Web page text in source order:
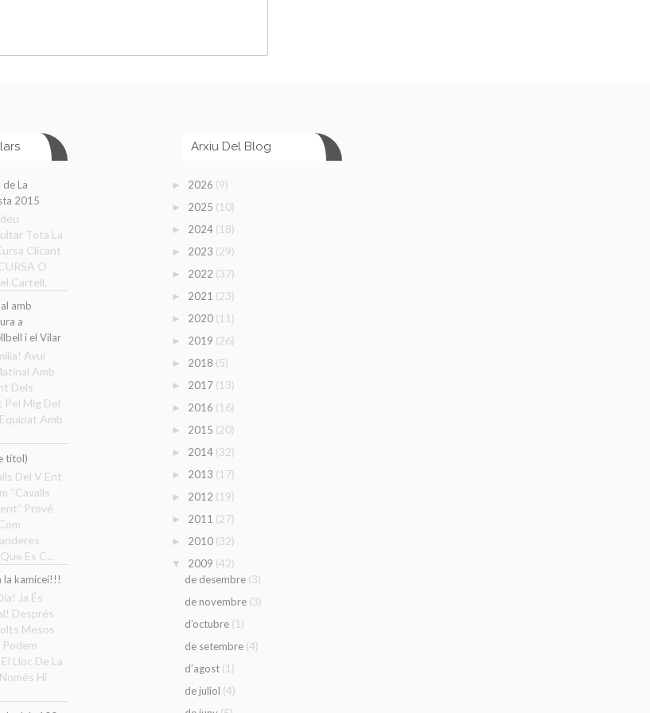
de La
2015
Tota La
Clicant
O
Cartell.
amb
a
i el Vilar
Avui
Amb
Dels
Pel Mig Del
Amb
títol)
Del V Ent
“Cavalls
Prové
Es C...
la kamicei!!!
Ja És
Després
Mesos
Podem
Lloc De La
Hi
Arxiu Del Blog
► 2026 (9)
► 2025 (10)
► 2024 (18)
► 2023 (29)
► 2022 (37)
► 2021 (23)
► 2020 (11)
► 2019 (26)
► 2018 (5)
► 2017 (13)
► 2016 (16)
► 2015 (20)
► 2014 (32)
► 2013 (17)
► 2012 (19)
► 2011 (27)
► 2010 (32)
▼ 2009 (42)
de desembre (3)
de novembre (3)
d’octubre (1)
de setembre (4)
d’agost (1)
de juliol (4)